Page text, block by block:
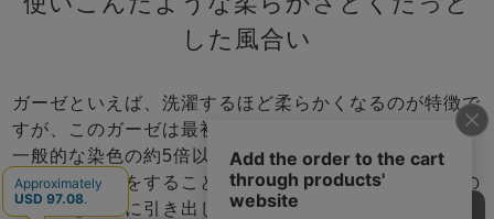
した風合い
ガーゼといえば、洗濯するほど柔らかくなるのが特徴で
すが、このガーゼは最初から使い込んだように柔らか。
一般的な染色の約5倍以上の時間をかけた「液流晒」
「液流染色」をすることで生地を傷めず、ガーゼ本来の
風合いを存分に引き出しています。手間暇かけたこの工